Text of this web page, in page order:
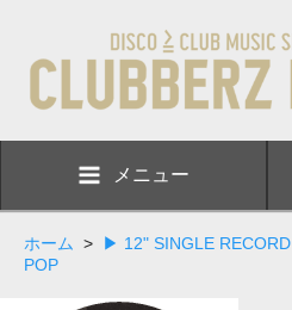
メニュー
ホーム > ▶ 12" SINGLE RECORD
POP